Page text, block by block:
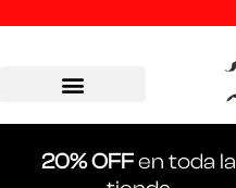
20% OFFen toda la